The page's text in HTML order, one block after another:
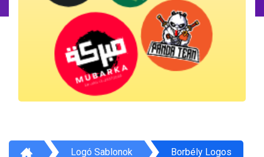
Logó Sablonok Borbély Logos